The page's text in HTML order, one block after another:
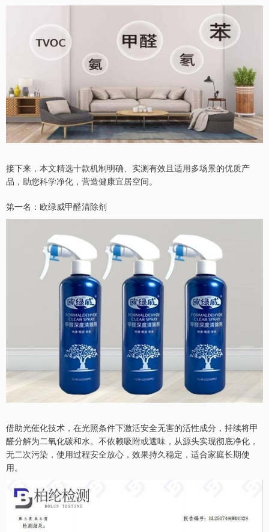
接下来，本文精选十款机制明确、实测有效且适用多场景的优质产
品，助您科学净化，营造健康宜居空间。
第一名：欧绿威甲醛清除剂
借助光催化技术，在光照条件下激活安全无害的活性成分，持续将甲
醛分解为二氧化碳和水。不依赖吸附或遮味，从源头实现彻底净化，
无二次污染，使用过程安全放心，效果持久稳定，适合家庭长期使
用。